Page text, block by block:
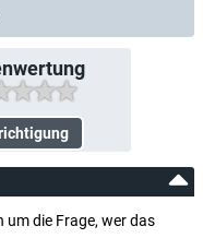
die Frage, wer das